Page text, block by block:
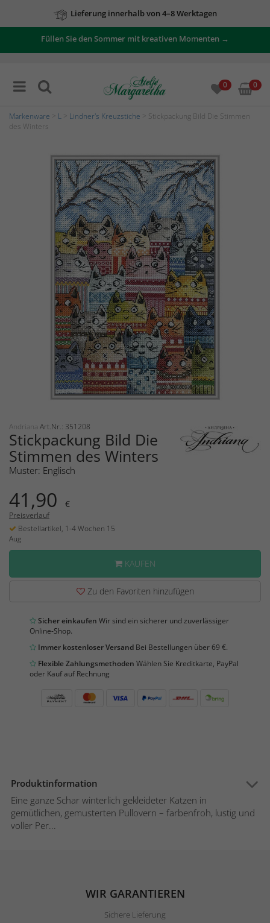
Lieferung innerhalb von 4–8 Werktagen
Füllen Sie den Sommer mit kreativen Momenten →
0 0
Markenware L Lindner's Kreuzstiche > Stickpackung Bild Die Stimmen
des Winters
Andriana Art.Nr.: 351208
Stickpackung Bild Die
Stimmen des Winters
Muster: Englisch
41,90 €
Preisverlauf
Bestellartikel, 1-4 Wochen 15
Aug
KAUFEN
Zu den Favoriten hinzufügen
Sicher einkaufen Wir sind ein sicherer und zuverlässiger
Online-Shop.
Immer kostenloser Versand Bei Bestellungen über 69 €.
Flexible Zahlungsmethoden Wählen Sie Kreditkarte, PayPal
oder Kauf auf Rechnung
Produktinformation
Eine ganze Schar winterlich gekleideter Katzen in
gemütlichen, gemusterten Pullovern – farbenfroh, lustig und
voller Per...
WIR GARANTIEREN
Sichere Lieferung